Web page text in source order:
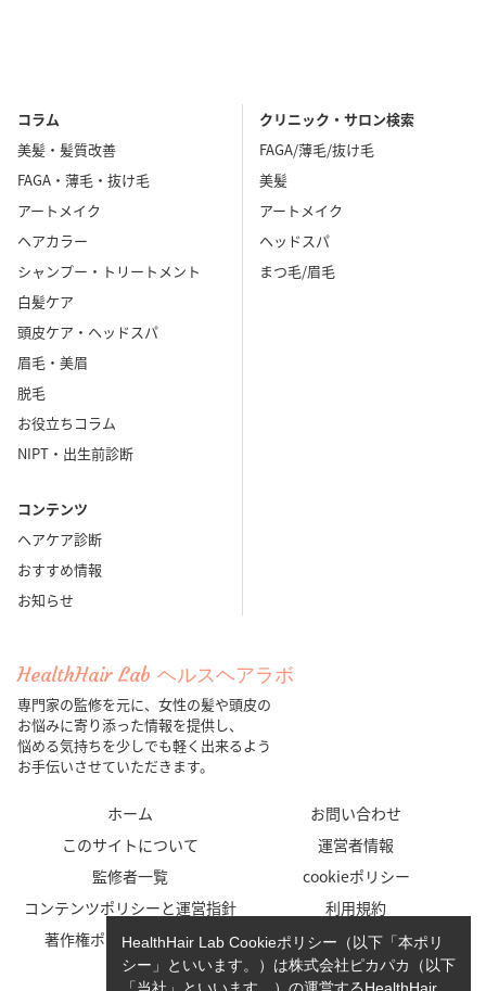
コラム
美髪・髪質改善
FAGA・薄毛・抜け毛
アートメイク
ヘアカラー
シャンプー・トリートメント
白髪ケア
頭皮ケア・ヘッドスパ
眉毛・美眉
脱毛
お役立ちコラム
NIPT・出生前診断
コンテンツ
ヘアケア診断
おすすめ情報
お知らせ
クリニック・サロン検索
FAGA/薄毛/抜け毛
美髪
アートメイク
ヘッドスパ
まつ毛/眉毛
HealthHair Lab ヘルスヘアラボ
専門家の監修を元に、女性の髪や頭皮の
お悩みに寄り添った情報を提供し、
悩める気持ちを少しでも軽く出来るよう
お手伝いさせていただきます。
ホーム
お問い合わせ
このサイトについて
運営者情報
監修者一覧
cookieポリシー
コンテンツポリシーと運営指針
利用規約
著作権ポリシー/免責事項
プライバシーポリシー
HealthHair Lab Cookieポリシー（以下「本ポリ
シー」といいます。）は株式会社ピカパカ（以下